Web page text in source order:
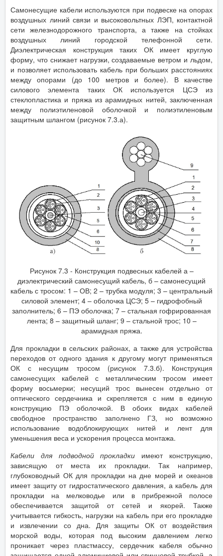
Самонесущие кабели используются при подвеске на опорах
воздушных линий связи и высоковольтных ЛЭП, контактной
сети железнодорожного транспорта, а также на стойках
воздушных линий городской телефонной сети.
Диэлектрическая конструкция таких ОК имеет круглую
форму, что снижает нагрузки, создаваемые ветром и льдом,
и позволяет использовать кабель при больших расстояниях
между опорами (до 100 метров и более). В качестве
силового элемента таких ОК используется ЦСЭ из
стеклопластика и пряжа из арамидных нитей, заключенная
между полиэтиленовой оболочкой и полиэтиленовым
защитным шлангом (рисунок 7.3.а).
Рисунок 7.3 - Конструкция подвесных кабелей а –
диэлектрический самонесущий кабель, б – самонесущий
кабель с тросом: 1 – ОВ; 2 – трубка модуля; 3 – центральный
силовой элемент; 4 – оболочка ЦСЭ; 5 – гидрофобный
заполнитель; 6 – ПЭ оболочка; 7 – стальная гофрированная
лента; 8 – защитный шланг; 9 – стальной трос; 10 –
арамидная пряжа.
Для прокладки в сельских районах, а также для устройства
переходов от одного здания к другому могут применяться
ОК с несущим тросом (рисунок 7.3.б). Конструкция
самонесущих кабелей с металлическим тросом имеет
форму восьмерки; несущий трос вынесен отдельно от
оптического сердечника и скрепляется с ним в единую
конструкцию ПЭ оболочкой. В обоих видах кабелей
свободное пространство заполнено ГЗ, но возможно
использование водоблокирующих нитей и лент для
уменьшения веса и ускорения процесса монтажа.
Кабели для подводной прокладки имеют конструкцию,
зависящую от места их прокладки. Так например,
глубоководный ОК для прокладки на дне морей и океанов
имеет защиту от гидростатического давления, а кабель для
прокладки на мелководье или в прибрежной полосе
обеспечивается защитой от сетей и якорей. Также
учитывается гибкость, нагрузки на кабель при его прокладке
и извлечении со дна. Для защиты ОК от воздействия
морской воды, которая под высоким давлением легко
проникает через пластмассу, сердечник кабеля обычно